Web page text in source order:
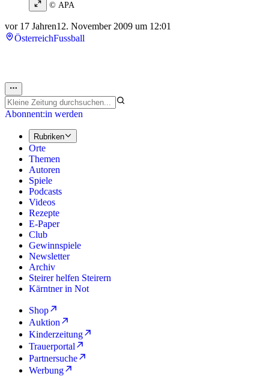
© APA
vor 17 Jahren12. November 2009 um 12:01
ÖsterreichFussball
Abonnent:in werden
Rubriken
Orte
Themen
Autoren
Spiele
Podcasts
Videos
Rezepte
E-Paper
Club
Gewinnspiele
Newsletter
Archiv
Steirer helfen Steirern
Kärntner in Not
Shop
Auktion
Kinderzeitung
Trauerportal
Partnersuche
Werbung